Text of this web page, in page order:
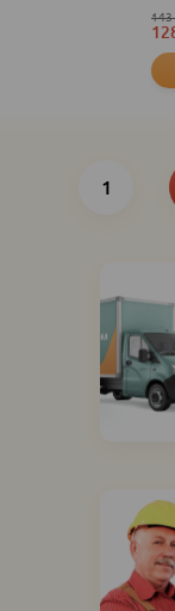
143
1